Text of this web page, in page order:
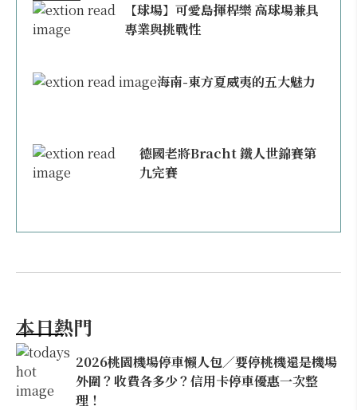
【球場】可愛島揮桿樂 高球場兼具
專業與挑戰性
海南-東方夏威夷的五大魅力
德國老將Bracht 鐵人世錦賽第
九完賽
本日熱門
2026桃園機場停車懶人包／要停桃機還是機場
外圍？收費各多少？信用卡停車優惠一次整
理！